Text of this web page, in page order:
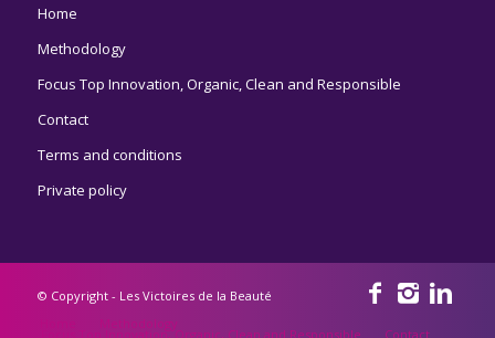
Home
Methodology
Focus Top Innovation, Organic, Clean and Responsible
Contact
Terms and conditions
Private policy
© Copyright - Les Victoires de la Beauté
Methodology
Focus Top Innovation, Organic, Clean and Responsible Contact